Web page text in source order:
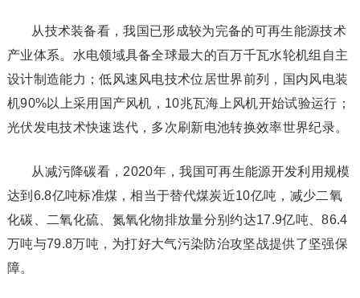
从技术装备看，我国已形成较为完备的可再生能源技术
产业体系。水电领域具备全球最大的百万千瓦水轮机组自主
设计制造能力；低风速风电技术位居世界前列，国内风电装
机90%以上采用国产风机，10兆瓦海上风机开始试验运行；
光伏发电技术快速迭代，多次刷新电池转换效率世界纪录。
从减污降碳看，2020年，我国可再生能源开发利用规模
达到6.8亿吨标准煤，相当于替代煤炭近10亿吨，减少二氧
化碳、二氧化硫、氮氧化物排放量分别约达17.9亿吨、86.4
万吨与79.8万吨，为打好大气污染防治攻坚战提供了坚强保
障。